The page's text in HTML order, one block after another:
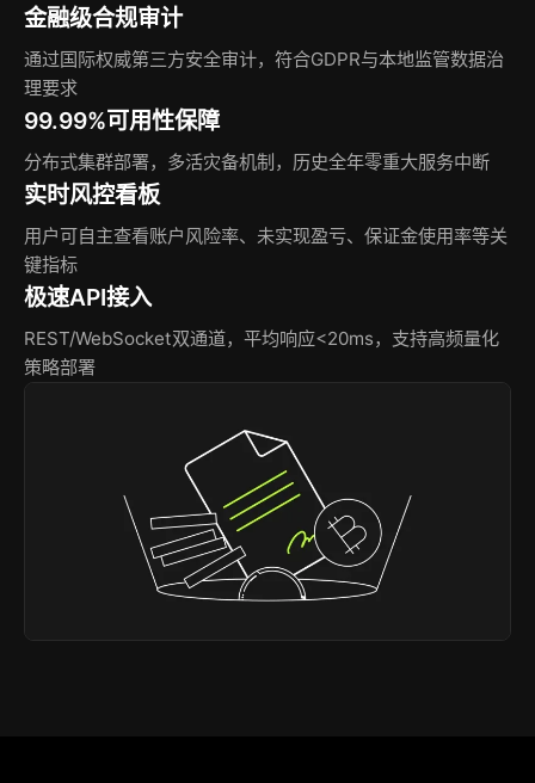
金融级合规审计
通过国际权威第三方安全审计，符合GDPR与本地监管数据治
理要求
99.99%可用性保障
分布式集群部署，多活灾备机制，历史全年零重大服务中断
实时风控看板
用户可自主查看账户风险率、未实现盈亏、保证金使用率等关
键指标
极速API接入
REST/WebSocket双通道，平均响应<20ms，支持高频量化
策略部署